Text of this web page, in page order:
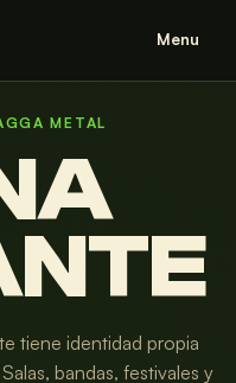
Menu
METAL
tiene identidad propia
bandas, festivales y